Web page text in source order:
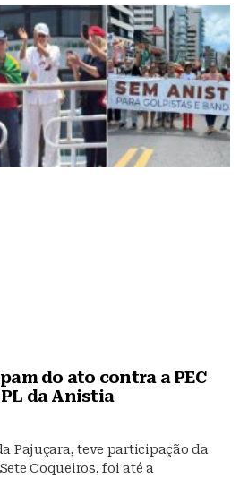
do ato contra a PEC
da Anistia
Pajuçara, teve participação da
Coqueiros, foi até a